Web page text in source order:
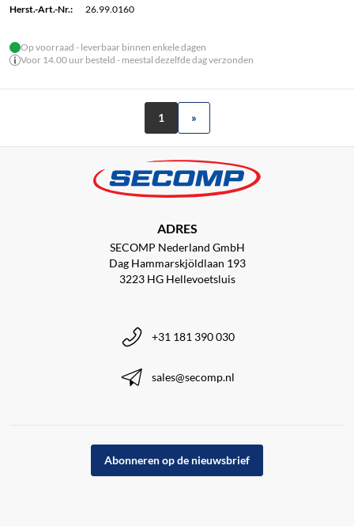
Herst.-Art.-Nr.:
26.99.0160
Op voorraad - leverbaar binnen enkele dagen
Voor 14.00 uur besteld - meestal dezelfde dag verzonden
1 »
ADRES
SECOMP Nederland GmbH
Dag Hammarskjöldlaan 193
3223 HG Hellevoetsluis
+31 181 390 030
sales@secomp.nl
Abonneren op de nieuwsbrief